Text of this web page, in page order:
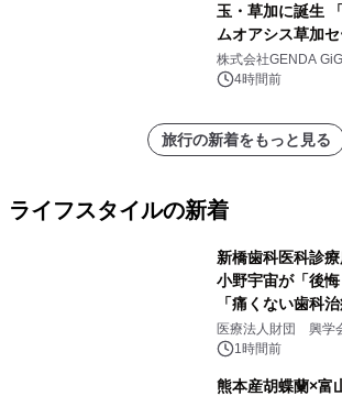
玉・草加に誕生
ムオアシス草加セ
2026年8月7日(金
ン
株式会社GENDA
4時間前
旅行の新着をもっと見る
ライフスタイルの新着
新橋歯科医科診
小野宇宙が「後悔
「痛くない歯科
療計画」をテーマ
医療法人財団 興学
1時間前
熊本産胡蝶蘭×富